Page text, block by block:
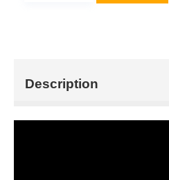
Description